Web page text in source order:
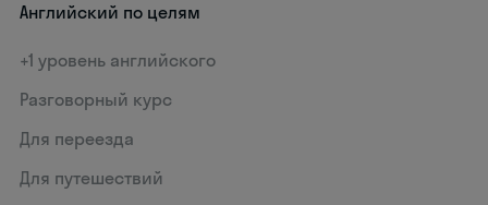
Английский по целям
+1 уровень английского
Разговорный курс
Для переезда
Для путешествий